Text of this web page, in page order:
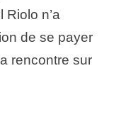
n’a
de se payer
rencontre sur